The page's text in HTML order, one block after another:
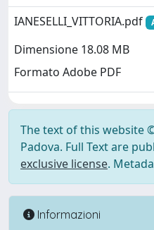
IANESELLI_VITTORIA.pdf
Dimensione 18.08 MB
Formato Adobe PDF
The text of this website
Padova. Full Text are
exclusive license.
Informazioni